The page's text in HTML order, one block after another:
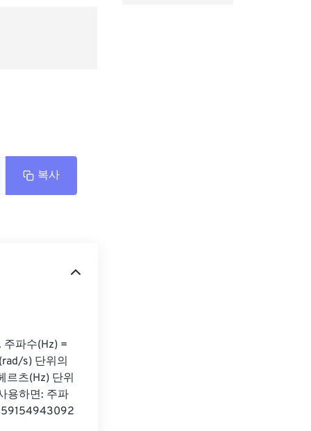
복사
파수(Hz) =
s) 단위의
츠(Hz) 단위
용하면: 주파